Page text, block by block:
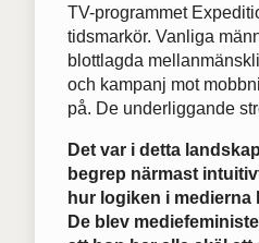
TV-programmet
tidsmarkör. Vanliga
blottlagda
och kampanj mot
på. De underliggande
Det var i detta
begrep närmast
hur logiken i medierna
De blev